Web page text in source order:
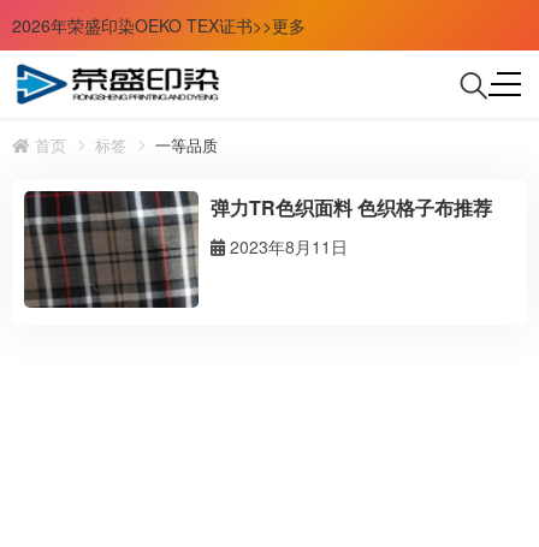
2026年荣盛印染OEKO TEX证书>>更多
首页 标签 一等品质
弹力TR色织面料 色织格子布推荐
2023年8月11日